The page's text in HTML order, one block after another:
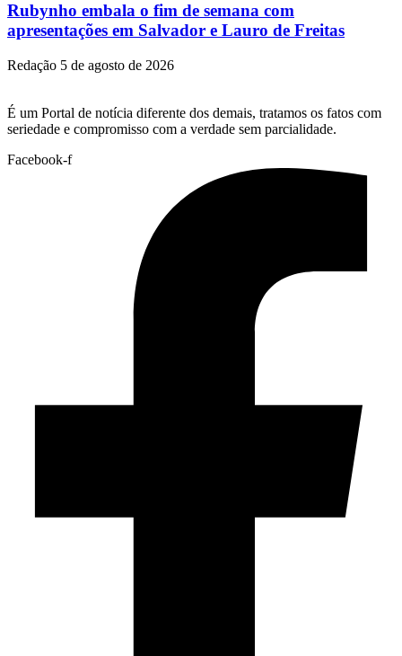
Rubynho embala o fim de semana com
apresentações em Salvador e Lauro de Freitas
Redação 5 de agosto de 2026
É um Portal de notícia diferente dos demais, tratamos os fatos com
seriedade e compromisso com a verdade sem parcialidade.
Facebook-f